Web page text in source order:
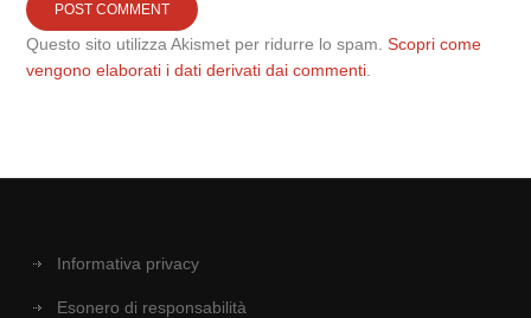
Questo sito utilizza Akismet per ridurre lo spam.Scopri come
vengono elaborati i dati derivati dai commenti
Informativa privacy
Esonero di responsabilità